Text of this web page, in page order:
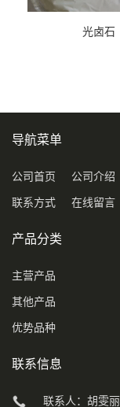
光卤石
导航菜单
公司首页 公司介绍
联系方式 在线留言
产品分类
主营产品
其他产品
优势品种
联系信息
联系人：胡雯丽